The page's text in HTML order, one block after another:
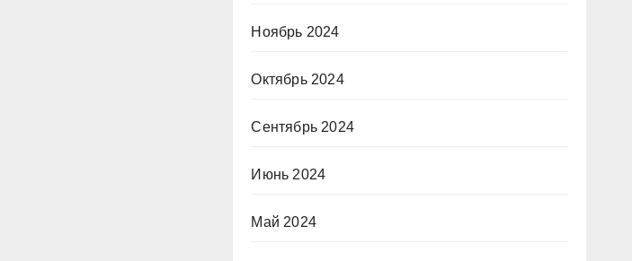
Ноябрь 2024
Октябрь 2024
Сентябрь 2024
Июнь 2024
Май 2024